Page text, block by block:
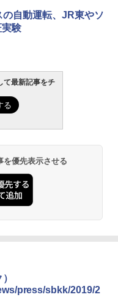
自動運転、JR東やソ
験
て最新記事をチ
優先表示させる
press/sbkk/2019/2